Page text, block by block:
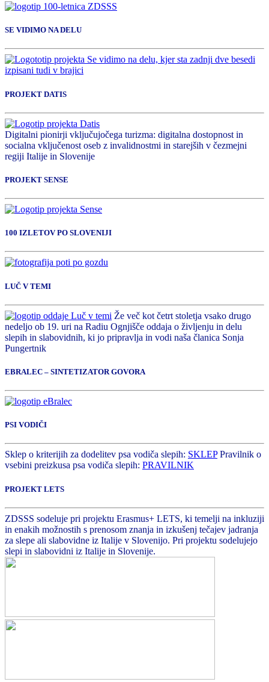
SE VIDIMO NA DELU
PROJEKT DATIS
Digitalni pionirji vključujočega turizma: digitalna dostopnost in
socialna vključenost oseb z invalidnostmi in starejših v čezmejni
regiji Italije in Slovenije
PROJEKT SENSE
100 IZLETOV PO SLOVENIJI
LUČ V TEMI
Že več kot četrt stoletja vsako drugo
nedeljo ob 19. uri na Radiu Ognjišče oddaja o življenju in delu
slepih in slabovidnih, ki jo pripravlja in vodi naša članica Sonja
Pungertnik
EBRALEC – SINTETIZATOR GOVORA
PSI VODIČI
Sklep o kriterijih za dodelitev psa vodiča slepih: SKLEPPravilnik o
vsebini preizkusa psa vodiča slepih: PRAVILNIK
PROJEKT LETS
ZDSSS sodeluje pri projektu Erasmus+ LETS, ki temelji na inkluziji
in enakih možnostih s prenosom znanja in izkušenj tečajev jadranja
za slepe ali slabovidne iz Italije v Slovenijo. Pri projektu sodelujejo
slepi in slabovidni iz Italije in Slovenije.